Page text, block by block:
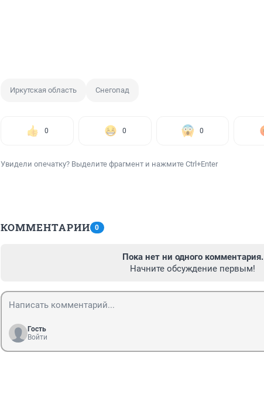
Иркутская область Снегопад
0 0 0
Увидели опечатку? Выделите фрагмент и нажмите Ctrl+Enter
КОММЕНТАРИИ 0
Пока нет ни одного комментария.
Начните обсуждение первым!
Гость
Войти